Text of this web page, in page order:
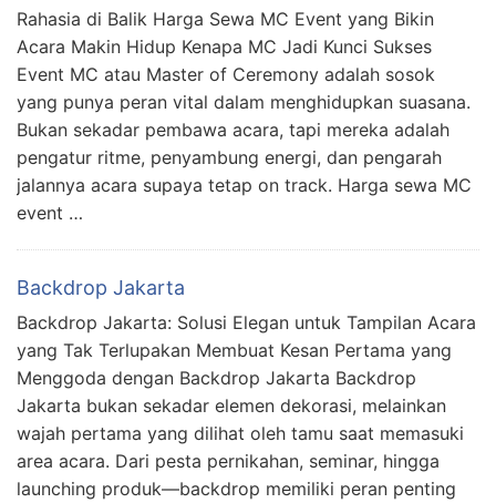
Rahasia di Balik Harga Sewa MC Event yang Bikin
Acara Makin Hidup Kenapa MC Jadi Kunci Sukses
Event MC atau Master of Ceremony adalah sosok
yang punya peran vital dalam menghidupkan suasana.
Bukan sekadar pembawa acara, tapi mereka adalah
pengatur ritme, penyambung energi, dan pengarah
jalannya acara supaya tetap on track. Harga sewa MC
event …
Backdrop Jakarta
Backdrop Jakarta: Solusi Elegan untuk Tampilan Acara
yang Tak Terlupakan Membuat Kesan Pertama yang
Menggoda dengan Backdrop Jakarta Backdrop
Jakarta bukan sekadar elemen dekorasi, melainkan
wajah pertama yang dilihat oleh tamu saat memasuki
area acara. Dari pesta pernikahan, seminar, hingga
launching produk—backdrop memiliki peran penting